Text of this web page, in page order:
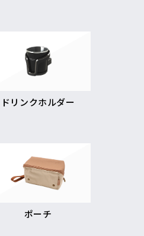
ドリンクホルダー
ポーチ